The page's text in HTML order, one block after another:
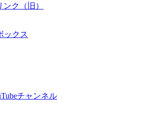
ク（旧）
ックス
チャンネル